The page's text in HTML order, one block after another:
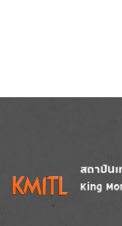
Image